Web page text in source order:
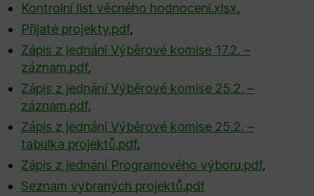
Kontrolní list věcného hodnocení.xlsx,
Přijaté projekty.pdf,
Zápis z jednání Výběrové komise 17.2. –
záznam.pdf,
Zápis z jednání Výběrové komise 25.2. –
záznam.pdf,
Zápis z jednání Výběrové komise 25.2. –
tabulka projektů.pdf,
Zápis z jednání Programového výboru.pdf,
Seznam vybraných projektů.pdf